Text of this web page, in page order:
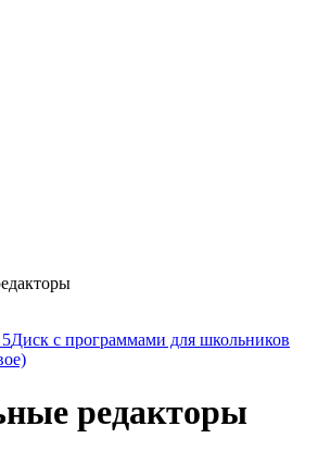
Диск с программами для школьников
редакторы